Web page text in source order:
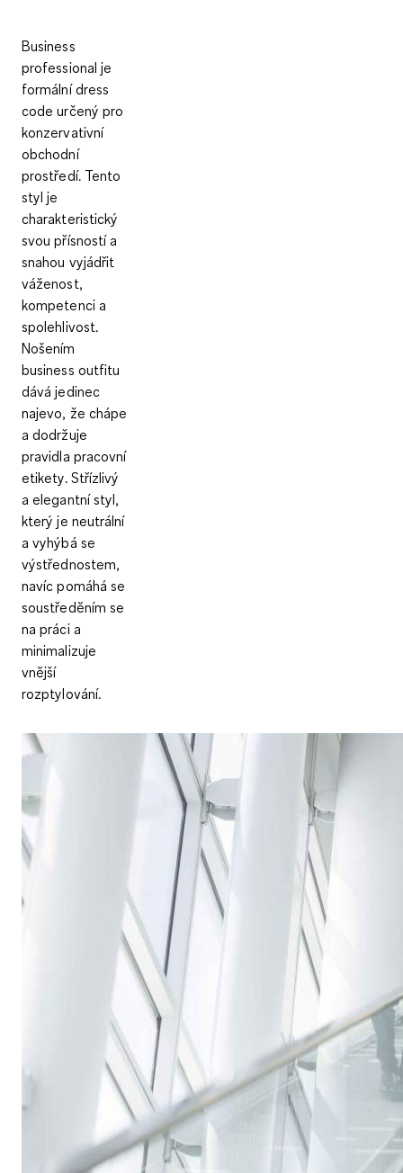
Business
professional je
formální dress
code určený pro
konzervativní
obchodní
prostředí. Tento
styl je
charakteristický
svou přísností a
snahou vyjádřit
váženost,
kompetenci a
spolehlivost.
Nošením
business outfitu
dává jedinec
najevo, že chápe
a dodržuje
pravidla pracovní
etikety. Střízlivý
a elegantní styl,
který je neutrální
a vyhýbá se
výstřednostem,
navíc pomáhá se
soustředěním se
na práci a
minimalizuje
vnější
rozptylování.